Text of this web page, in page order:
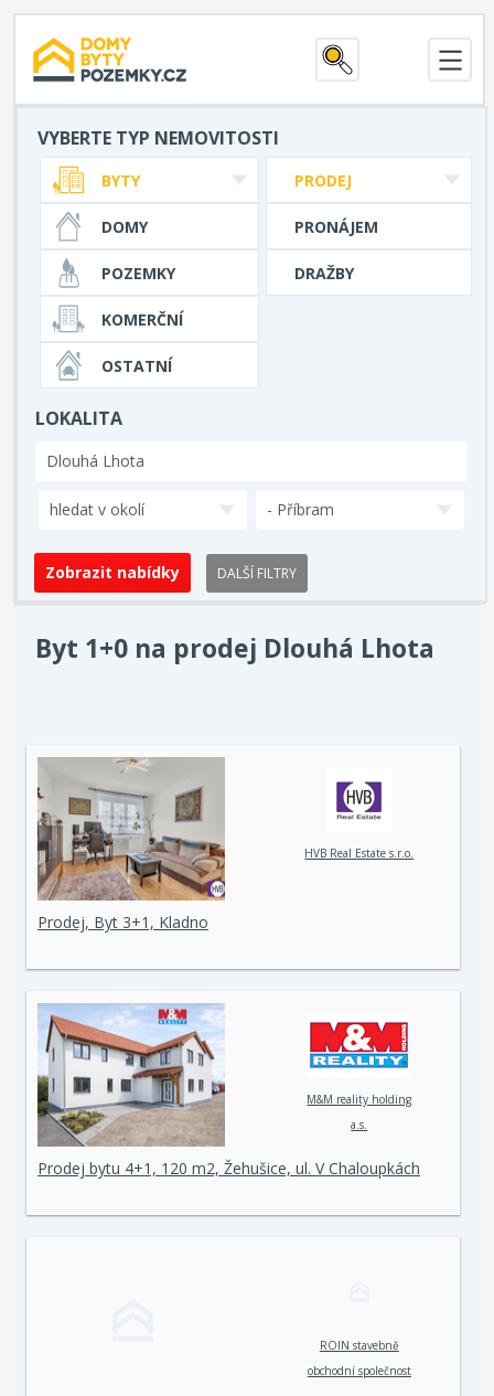
VYBERTE TYP NEMOVITOSTI
PRODEJ
PRONÁJEM
DRAŽBY
BYTY
DOMY
POZEMKY
KOMERČNÍ
OSTATNÍ
LOKALITA
hledat v okolí - Příbram
DALŠÍ FILTRY
Byt 1+0 na prodej Dlouhá Lhota
HVB Real Estate s.r.o.
Prodej, Byt 3+1, Kladno
M&M reality holding
a.s.
Prodej bytu 4+1, 120 m2, Žehušice, ul. V Chaloupkách
ROIN stavebně
obchodní společnost